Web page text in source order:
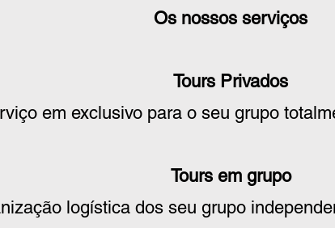
Os nossos serviços
Tours Privados
em exclusivo para o seu grupo
Tours em grupo
logística dos seu grupo